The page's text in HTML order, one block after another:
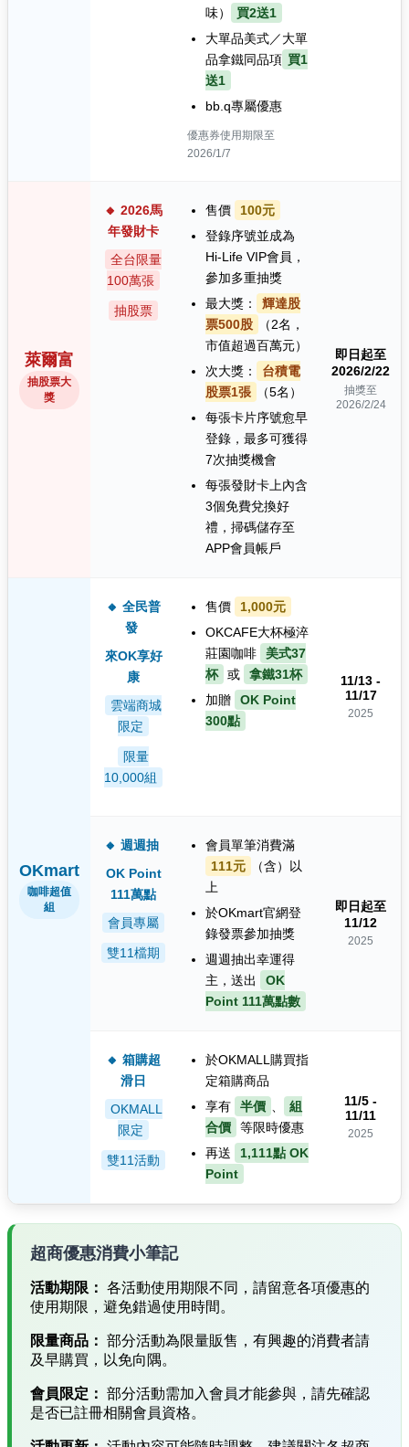
味）
買2送1
大單品美式／大單
品拿鐵同品項 買1
送1
bb.q專屬優惠
優惠券使用期限至
2026/1/7
萊爾富
抽股票大
獎
🔸 2026馬
年發財卡
全台限量
100萬張
抽股票
售價
100元
登錄序號並成為
Hi-Life VIP會員，
參加多重抽獎
最大獎：
輝達股
票500股
（2名，
市值超過百萬元）
次大獎：
台積電
股票1張
（5名）
每張卡片序號愈早
登錄，最多可獲得
7次抽獎機會
每張發財卡上內含
3個免費兌換好
禮，掃碼儲存至
APP會員帳戶
即日起至
2026/2/22
抽獎至
2026/2/24
OKmart
咖啡超值
組
🔸 全民普
發
來OK享好
康
雲端商城
限定
限量
10,000組
售價
1,000元
OKCAFE大杯極淬
莊園咖啡
美式37
杯
或
拿鐵31杯
加贈
OK Point
300點
11/13 -
11/17
2025
🔸 週週抽
OK Point
111萬點
會員專屬
雙11檔期
會員單筆消費滿
111元
（含）以
上
於OKmart官網登
錄發票參加抽獎
週週抽出幸運得
主，送出
OK
Point 111萬點數
即日起至
11/12
2025
🔸 箱購超
滑日
OKMALL
限定
雙11活動
於OKMALL購買指
定箱購商品
享有
半價
組
合價
等限時優惠
再送
1,111點 OK
Point
11/5 -
11/11
2025
超商優惠消費小筆記
活動期限： 各活動使用期限不同，請留意各項優惠的
使用期限，避免錯過使用時間。
限量商品： 部分活動為限量販售，有興趣的消費者請
及早購買，以免向隅。
會員限定： 部分活動需加入會員才能參與，請先確認
是否已註冊相關會員資格。